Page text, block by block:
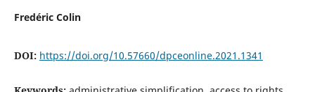
Fredéric Colin
DOI: https://doi.org/10.57660/dpceonline.2021.1341